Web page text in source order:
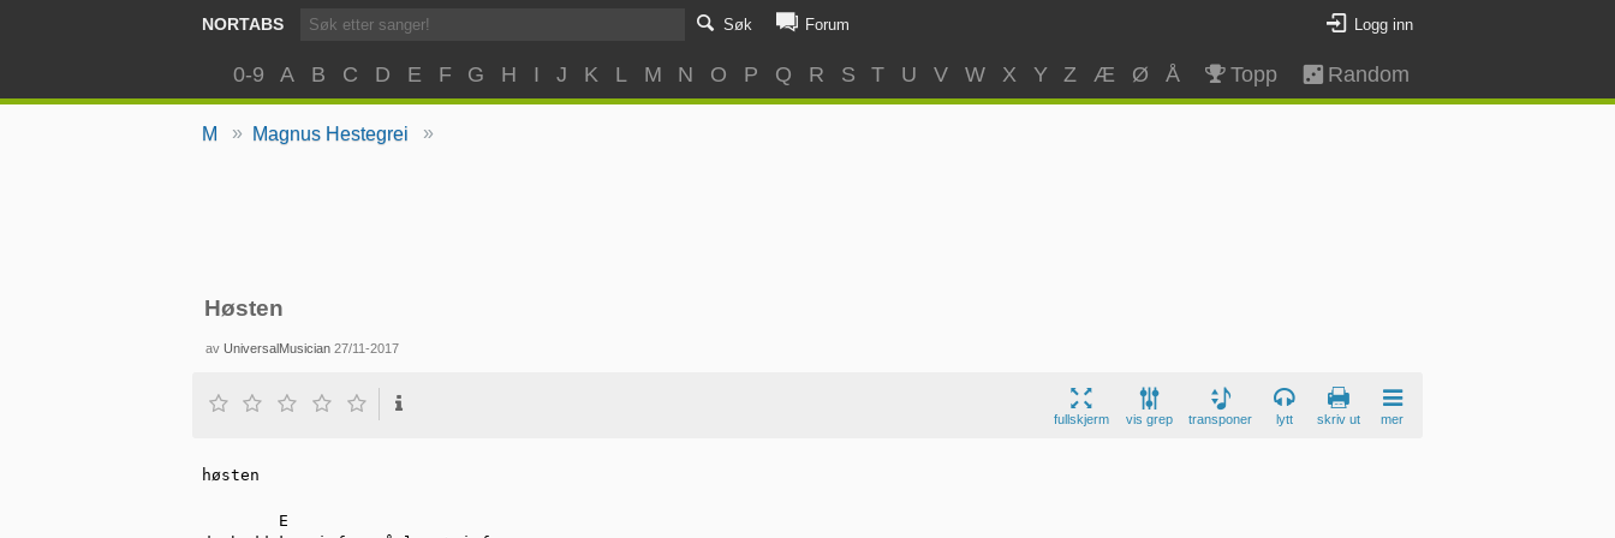
NORTABS Søk Forum Logg inn
0-9 A B C D E F G H I J K L M N O P Q R S T U V W X Y Z Æ Ø Å Topp Random
M » Magnus Hestegrei »
Høsten
avUniversalMusician 27/11-2017
fullskjerm vis grep transponer lytt skriv ut mer
høsten
        E